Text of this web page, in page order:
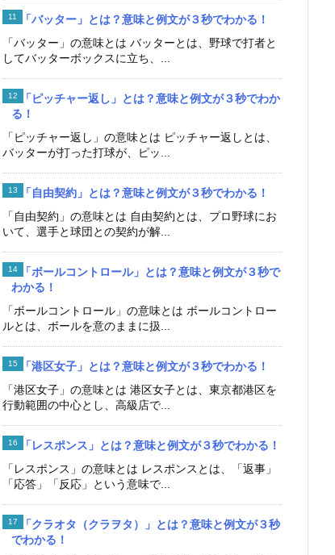
「バッター」とは？意味と例文が３秒でわかる！
「バッター」の意味とは バッターとは、野球で打者と
してバッターボックスに立ち、...
「ピッチャー返し」とは？意味と例文が３秒でわか
る！
「ピッチャー返し」の意味とは ピッチャー返しとは、
バッターが打った打球が、ピッ...
「自由契約」とは？意味と例文が３秒でわかる！
「自由契約」の意味とは 自由契約とは、プロ野球にお
いて、選手と球団との契約が解...
「ボールコントロール」とは？意味と例文が３秒で
わかる！
「ボールコントロール」の意味とは ボールコントロー
ルとは、ボールを意のままに扱...
「港区女子」とは？意味と例文が３秒でわかる！
「港区女子」の意味とは 港区女子とは、東京都港区を
行動範囲の中心とし、高級店で...
「レスポンス」とは？意味と例文が３秒でわかる！
「レスポンス」の意味とは レスポンスとは、「返事」
「応答」「反応」という意味で...
「クラオタ（クラヲタ）」とは？意味と例文が３秒
でわかる！